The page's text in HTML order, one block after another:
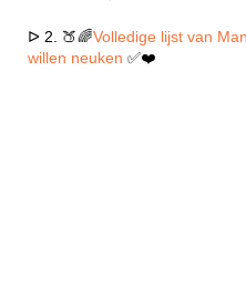
ᐅ 2. 🍑🌈Volledige lijst van
willen neuken ✅❤️